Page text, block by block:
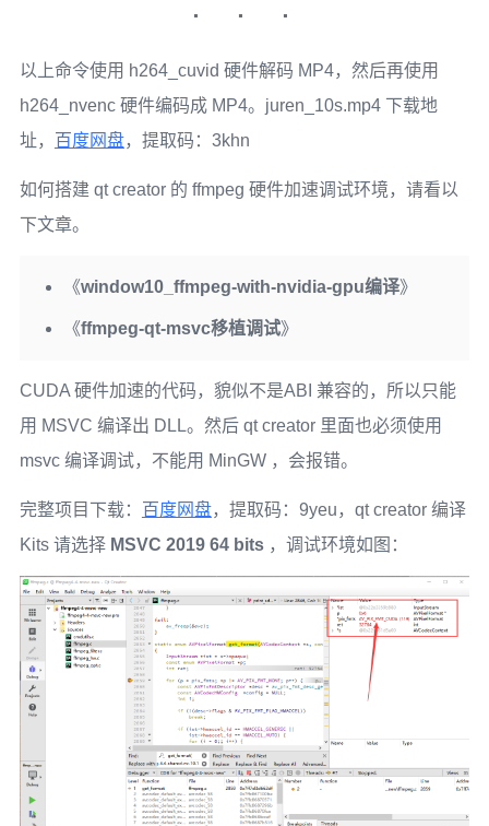
以上命令使用 h264_cuvid 硬件解码 MP4，然后再使用
h264_nvenc 硬件编码成 MP4。juren_10s.mp4 下载地
址， 百度网盘，提取码：3khn
如何搭建 qt creator 的 ffmpeg 硬件加速调试环境，请看以
下文章。
《window10_ffmpeg-with-nvidia-gpu编译》
《ffmpeg-qt-msvc移植调试》
CUDA 硬件加速的代码，貌似不是ABI 兼容的，所以只能
用 MSVC 编译出 DLL。然后 qt creator 里面也必须使用
msvc 编译调试，不能用 MinGW ，会报错。
完整项目下载： 百度网盘，提取码：9yeu，qt creator 编译
Kits 请选择 MSVC 2019 64 bits，调试环境如图：